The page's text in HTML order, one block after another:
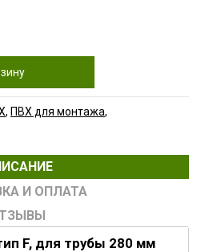
, ПВХ для монтажа,
И ОПЛАТА
F, для трубы 280 мм